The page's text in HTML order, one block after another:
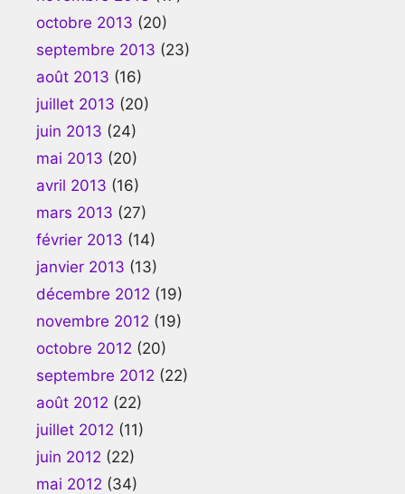
octobre 2013 (20)
septembre 2013 (23)
août 2013 (16)
juillet 2013 (20)
juin 2013 (24)
mai 2013 (20)
avril 2013 (16)
mars 2013 (27)
février 2013 (14)
janvier 2013 (13)
décembre 2012 (19)
novembre 2012 (19)
octobre 2012 (20)
septembre 2012 (22)
août 2012 (22)
juillet 2012 (11)
juin 2012 (22)
mai 2012 (34)